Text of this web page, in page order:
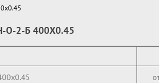
О-2-Б 400Х0.45